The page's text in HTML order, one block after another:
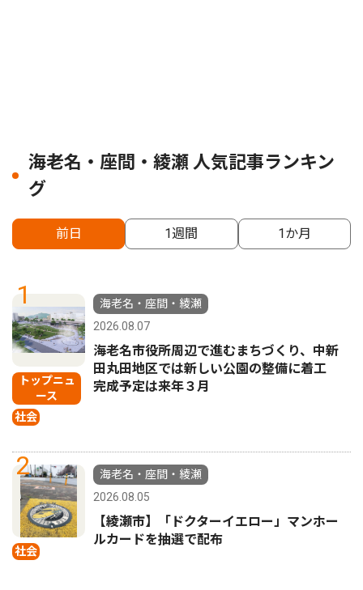
海老名・座間・綾瀬 人気記事ランキン
グ
前日 1週間 1か月
1
トップニュ
ース
社会
海老名・座間・綾瀬
2026.08.07
海老名市役所周辺で進むまちづくり、中新
田丸田地区では新しい公園の整備に着工
完成予定は来年３月
2
社会
海老名・座間・綾瀬
2026.08.05
【綾瀬市】「ドクターイエロー」マンホー
ルカードを抽選で配布